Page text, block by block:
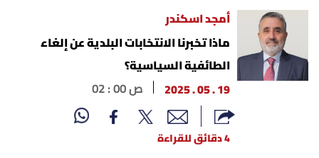
إقرأ الجريدة
لبنان
أمجد اسكندر
ماذا تخبرنا الانتخابات البلدية عن إلغاء
الطائفية السياسية؟
19 . 05 . 2025
02 : 00 ص
4 دقائق للقراءة